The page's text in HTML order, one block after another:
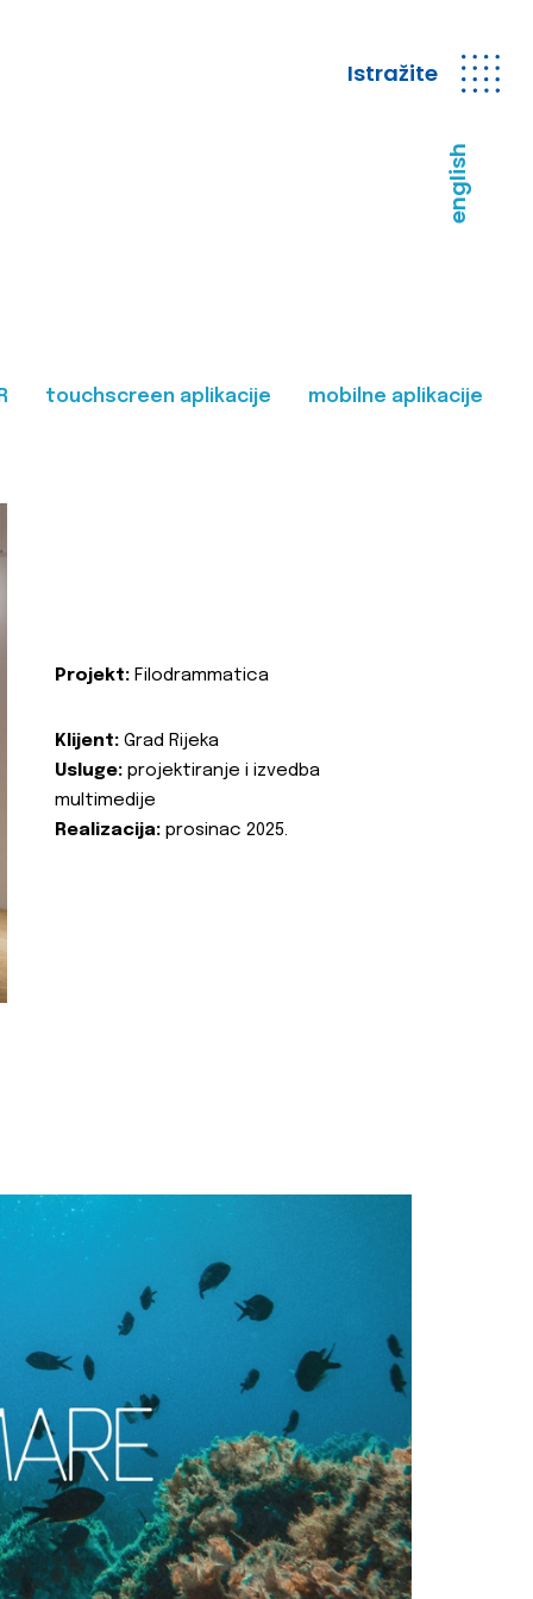
Istražite
english
touchscreen aplikacije mobilne aplikacije
Projekt: Filodrammatica
Klijent: Grad Rijeka
Usluge: projektiranje i izvedba
multimedije
Realizacija: prosinac 2025.